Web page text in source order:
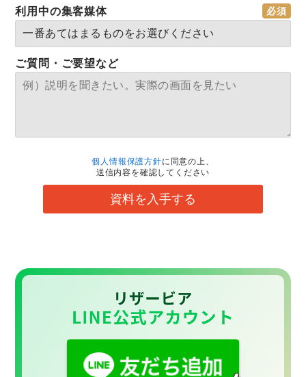
利用中の集客媒体
ご質問・ご要望など
個人情報保護方針に同意の上、
送信内容を確認してください
資料を入手する